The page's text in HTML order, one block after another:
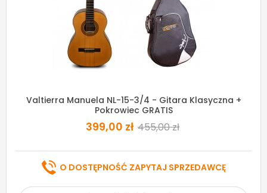
Valtierra Manuela NL-15-3/4 - Gitara Klasyczna +
Pokrowiec GRATIS
399,00 zł 455,00 zł
O DOSTĘPNOŚĆ ZAPYTAJ SPRZEDAWCĘ